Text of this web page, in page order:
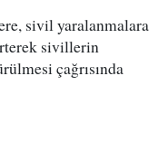
sivil yaralanmalara
sivillerin
çağrısında